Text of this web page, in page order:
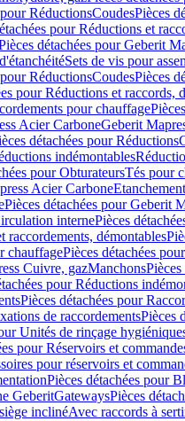
RéductionsCoudesPièces
pour Réductions et
détachées pour Geberit
Sets de vis pour
RéductionsCoudesPièces
pour Réductions et raccords,
pour chauffage
Acier CarboneGeberit
détachées pour Réductions
indémontables
pour ObturateursTés pour
Acier Carbone
Pièces détachées pour Geberit
internePièces
raccordements, démontables
chauffagePièces détachées
Cuivre, gazManchons
pour Réductions
Pièces détachées pour
de raccordementsPièces
Unités de rinçage
pour Réservoirs et
pour réservoirs et
Pièces détachées pour
GeberitGatewaysPièces
inclinéAvec raccords à